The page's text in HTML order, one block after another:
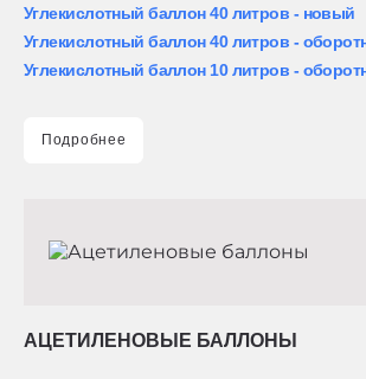
Углекислотный баллон 40 литров - новый
Углекислотный баллон 40 литров -
Углекислотный баллон 10 литров -
Подробнее
АЦЕТИЛЕНОВЫЕ БАЛЛОНЫ